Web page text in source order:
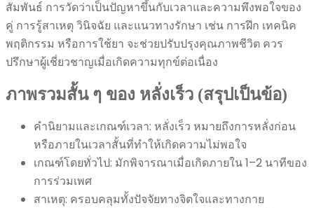
สัมพันธ์ การวัดว่าเป็นปัญหาขึ้นกับเวลาและความพึงพอใจของ
คู่ การรู้สาเหตุ วินิจฉัย และแนวทางรักษา เช่น การฝึก เทคนิค
พฤติกรรม หรือการใช้ยา จะช่วยปรับปรุงคุณภาพชีวิต ควร
ปรึกษาผู้เชี่ยวชาญเมื่อเกิดความทุกข์ต่อเนื่อง
ภาพรวมสั้น ๆ ของ หลั่งเร็ว (สรุปเป็นข้อ)
คำนิยามและเกณฑ์เวลา: หลั่งเร็ว หมายถึงการหลั่งก่อน
หรือภายในเวลาสั้นที่ทำให้เกิดความไม่พอใจ
เกณฑ์โดยทั่วไป: มักพิจารณาเมื่อเกิดภายใน 1–2 นาทีของ
การร่วมเพศ
สาเหตุ: ครอบคลุมทั้งปัจจัยทางจิตใจและทางกาย